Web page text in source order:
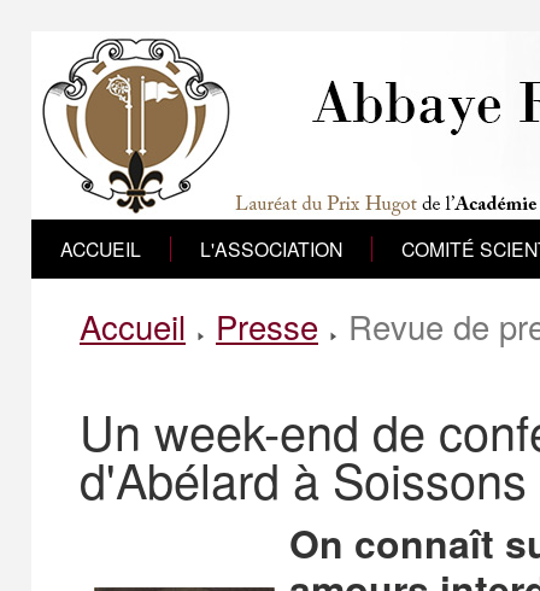
ACCUEIL L'ASSOCIATION COMITÉ
Accueil Presse Revue de
Un week-end de
d'Abélard à
On connaît